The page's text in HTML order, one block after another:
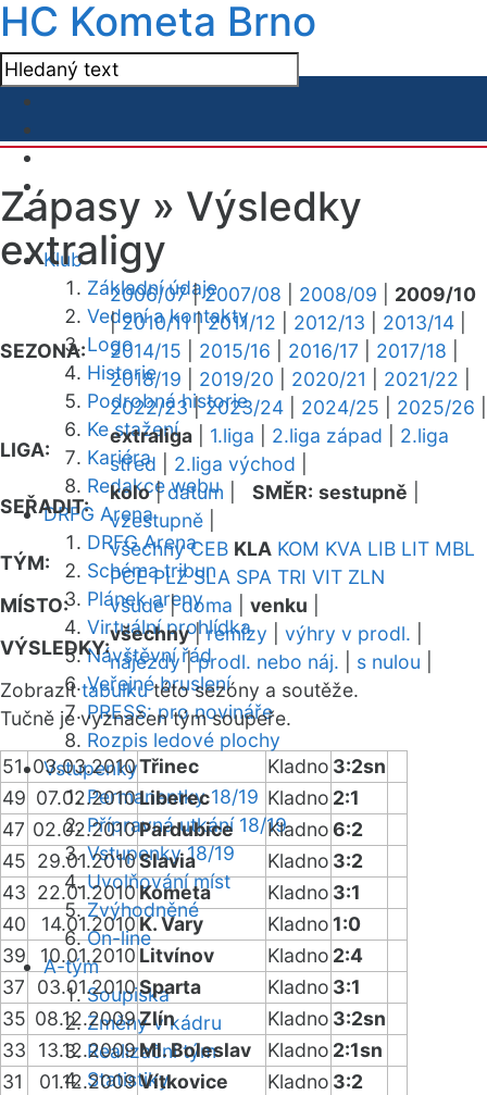
HC Kometa Brno
Klub
Základní údaje
Vedení a kontakty
Logo
Historie
Podrobná historie
Ke stažení
Kariéra
Redakce webu
DRFG Arena
DRFG Arena
Schéma tribun
Plánek areny
Virtuální prohlídka
Návštěvní řád
Veřejné bruslení
PRESS: pro novináře
Rozpis ledové plochy
Vstupenky
Permanentky 18/19
Přípravná utkání 18/19
Vstupenky 18/19
Uvolňování míst
Zvýhodněné
On-line
A-tým
Soupiska
Změny v kádru
Realizační tým
Statistiky
Zápasy » Výsledky
extraligy
SEZONA:
2006/07|2007/08 2008/09
2009/10
|2010/11|2011/12 2012/13 2013/14
2014/15
2015/16 2016/17 2017/18
2018/19
2019/20 2020/21 2021/22
2022/23|2023/24 2024/25 2025/26
LIGA:
extraliga 1.liga 2.liga západ
2.liga
střed
2.liga východ
SEŘADIT:
kolo|datum SMĚR: sestupně
vzestupně
TÝM:
všechny CEB KLA KOM KVA LIB LIT MBL
PCE PLZ SLA SPA TRI VIT ZLN
MÍSTO:
všude|doma venku
VÝSLEDKY:
všechny|remízy výhry v prodl.
nájezdy|prodl. nebo náj. s nulou
Zobrazittabulkutéto sezóny a soutěže.
Tučně je vyznačen tým soupeře.
51 03.03.2010Třinec Kladno 3:2sn
49 07.02.2010Liberec Kladno 2:1
47 02.02.2010Pardubice Kladno6:2
45 29.01.2010Slavia Kladno 3:2
43 22.01.2010 Kometa Kladno 3:1
40
14.01.2010K. Vary Kladno 1:0
39
10.01.2010 Litvínov Kladno 2:4
37
03.01.2010Sparta Kladno 3:1
35 08.12.2009Zlín Kladno 3:2sn
33
13.12.2009Ml. Boleslav Kladno 2:1sn
31
01.12.2009Vítkovice Kladno 3:2